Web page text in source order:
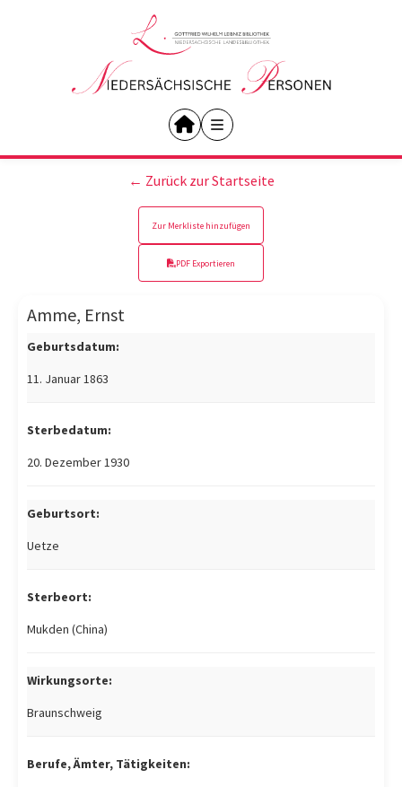
← Zurück zur Startseite
Zur Merkliste hinzufügen
PDF Exportieren
Amme, Ernst
Geburtsdatum:
11. Januar 1863
Sterbedatum:
20. Dezember 1930
Geburtsort:
Uetze
Sterbeort:
Mukden (China)
Wirkungsorte:
Braunschweig
Berufe, Ämter, Tätigkeiten: